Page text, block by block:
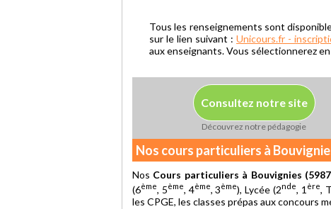
Tous les renseignements sont
sur le lien suivant : Unicours.fr -
aux enseignants. Vous sélectionnerez
Consultez notre site
Découvrez notre pédagogie
Nos cours particuliers à
Nos Cours particuliers à Bouvignies
(6ème, 5ème, 4ème, 3ème), Lycée (2nde, 1 ère,
les CPGE, les classes prépas aux concours